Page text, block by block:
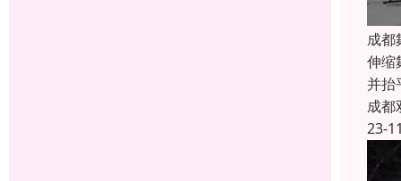
成都
伸缩
并抬
成都
23-